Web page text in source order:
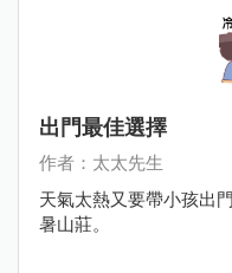
出門最佳選擇
作者：太太先生
天氣太熱又要帶小孩出
暑山莊。